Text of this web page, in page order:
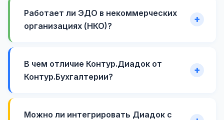
Работает ли ЭДО в некоммерческих
организациях (НКО)?
В чем отличие Контур.Диадок от
Контур.Бухгалтерии?
Можно ли интегрировать Диадок с